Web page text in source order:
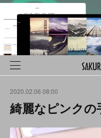
2020.02.06 08:00
綺麗なピンクの